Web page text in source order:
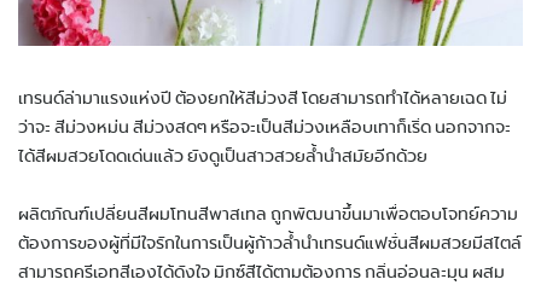
เทรนด์ล่ามาแรงแห่งปี ต้องยกให้สีม่วงสี โดยสามารถทำได้หลายเฉด ไม่
ว่าจะ สีม่วงหม่น สีม่วงสดๆ หรือจะเป็นสีม่วงเหลือบเทาก็เริ่ด นอกจากจะ
ได้สีผมสวยโดดเด่นแล้ว ยังดูเป็นสาวสวยล้ำนำสมัยอีกด้วย
ผลิตภัณฑ์เปลี่ยนสีผมโทนสีพาสเทล ถูกพัฒนาขึ้นมาเพื่อตอบโจทย์ความ
ต้องการของผู้ที่มีใจรักในการเป็นผู้ก้าวล้ำนำเทรนด์แฟชั่นสีผมสวยมีสไตล์
สามารถครีเอทสีเองได้ดังใจ มิกซ์สีได้ตามต้องการ กลิ่นอ่อนละมุน ผสม